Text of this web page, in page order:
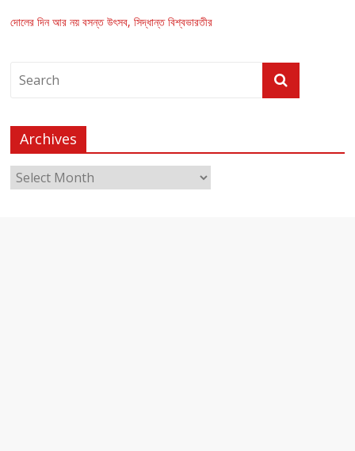
দোলের দিন আর নয় বসন্ত উৎসব, সিদ্ধান্ত বিশ্বভারতীর
Archives